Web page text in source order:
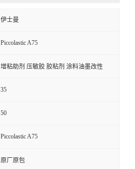
伊士曼
Piccolastic A75
增粘助剂 压敏胶 胶粘剂 涂料油墨改性
35
50
Piccolastic A75
原厂原包